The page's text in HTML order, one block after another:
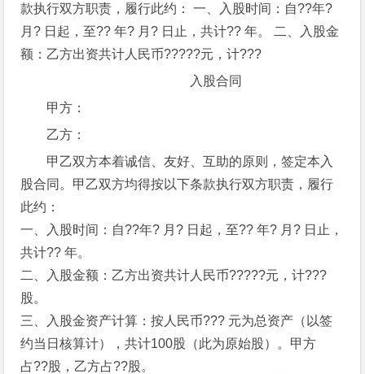
款执行双方职责，履行此约： 一、入股时间：自??年?
月? 日起，至?? 年? 月? 日止，共计?? 年。 二、入股金
额：乙方出资共计人民币?????元，计???
入股合同
甲方：
乙方：
甲乙双方本着诚信、友好、互助的原则，签定本入
股合同。甲乙双方均得按以下条款执行双方职责，履行
此约：
一、入股时间：自??年? 月? 日起，至?? 年? 月? 日止，
共计?? 年。
二、入股金额：乙方出资共计人民币?????元，计???
股。
三、入股金资产计算：按人民币??? 元为总资产（以签
约当日核算计），共计100股（此为原始股）。甲方
占??股，乙方占??股。